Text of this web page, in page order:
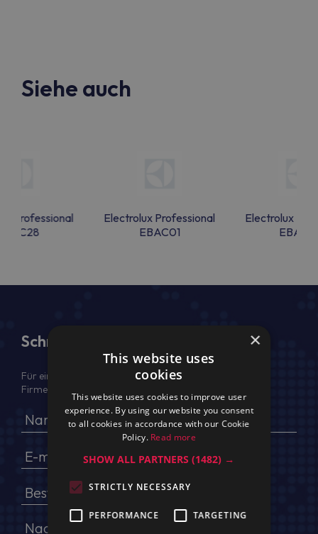
Siehe auch
Professional
Electrolux Professional
EBAC01
Electrolux
Schreiben Sie uns
Für ein Angebot geben Sie bitte Ihren voller Namen,
Firmendaten, USt.-IdNr. und Lieferadresse an
×
This website uses
cookies
This website uses cookies to improve user
experience. By using our website you consent
to all cookies in accordance with our Cookie
Policy. Read more
SHOW ALL PARTNERS(1482) →
STRICTLY NECESSARY
PERFORMANCE TARGETING